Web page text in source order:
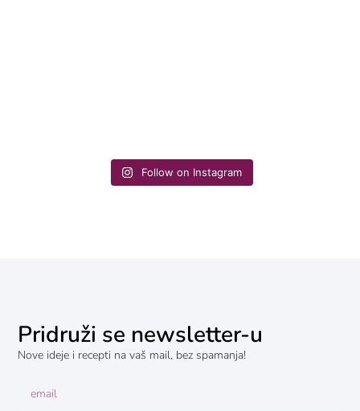
Follow on Instagram
Pridruži se newsletter-u
Nove ideje i recepti na vaš mail, bez spamanja!